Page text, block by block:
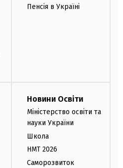
Пенсія в Україні
Новини Освіти
Міністерство освіти та
науки України
Школа
НМТ 2026
Саморозвиток